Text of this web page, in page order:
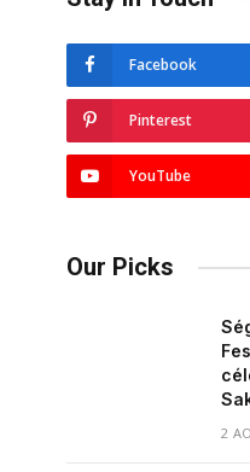
Facebook
Pinterest
YouTube
Our Picks
2